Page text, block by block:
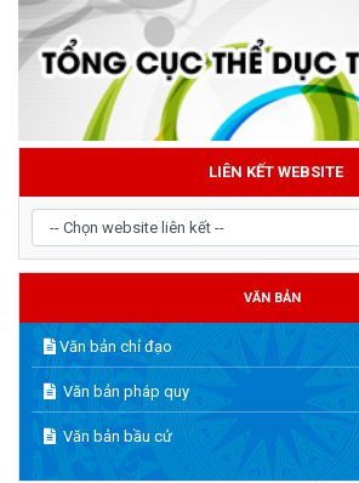
LIÊN KẾT WEBSITE
VĂN BẢN
Văn bản chỉ đạo
Văn bản pháp quy
Văn bản bầu cử